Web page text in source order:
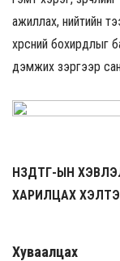
ажиллах, нийтийн
хөрсний бохирдлыг
дэмжих зэргээр
НЗДТГ-ЫН
ХАРИЛЦАХ
Хуваалцах